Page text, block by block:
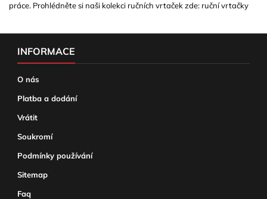
práce. Prohlédněte si naši kolekci ručních vrtaček zde: ruční vrtačky
INFORMACE
O nás
Platba a dodání
Vrátit
Soukromí
Podmínky používání
Sitemap
Faq